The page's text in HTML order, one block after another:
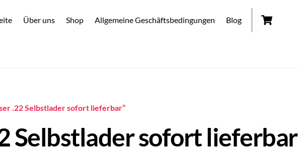
Über uns Shop Allgemeine Geschäftsbedingungen Blog
.22 Selbstlader sofort lieferbar”
Selbstlader sofort lieferbar